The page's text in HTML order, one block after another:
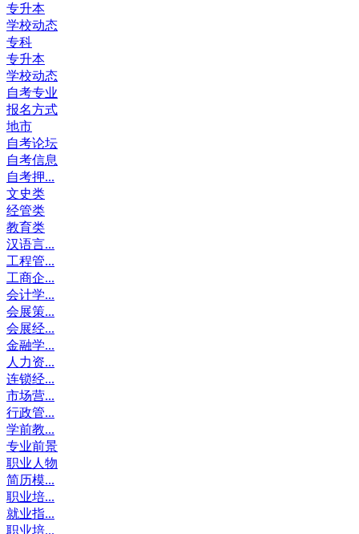
专升本
学校动态
专科
专升本
学校动态
自考专业
报名方式
地市
自考论坛
自考信息
自考押...
文史类
经管类
教育类
汉语言...
工程管...
工商企...
会计学...
会展策...
会展经...
金融学...
人力资...
连锁经...
市场营...
行政管...
学前教...
专业前景
职业人物
简历模...
职业培...
就业指...
职业培...